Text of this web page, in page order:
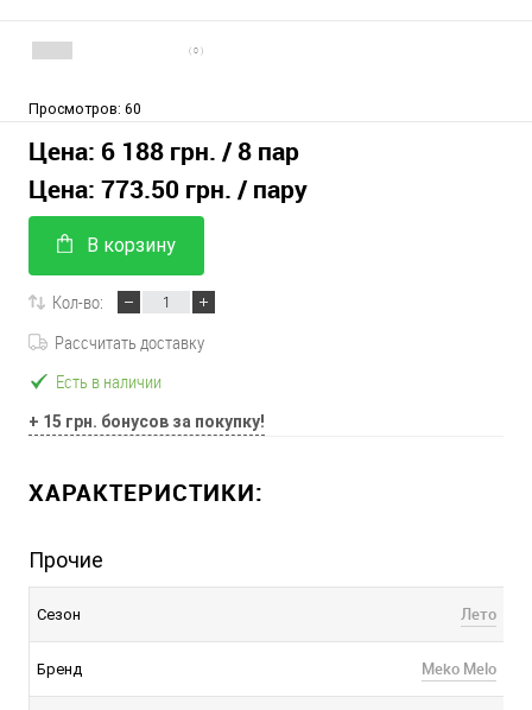
( 0 )
Просмотров: 60
Цена: 6 188 грн. / 8 пар
Цена: 773.50 грн. / пару
В корзину
Кол-во:
Рассчитать доставку
Есть в наличии
+ 15 грн. бонусов за покупку!
ХАРАКТЕРИСТИКИ:
Прочие
Сезон Лето
Бренд Meko Melo